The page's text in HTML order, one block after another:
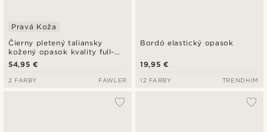
Čierny pletený taliansky
kožený opasok kvality full-
grain
Pravá Koža
54,95 €
2 FARBY FAWLER
Bordó elastický opasok
19,95 €
12 FARBY TRENDHIM